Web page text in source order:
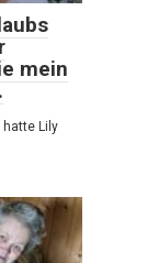
mein
hatte Lily